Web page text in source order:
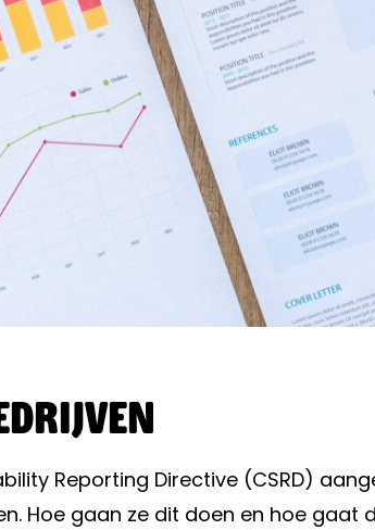
Reporting Directive (CSRD)
Hoe gaan ze dit doen en hoe gaat